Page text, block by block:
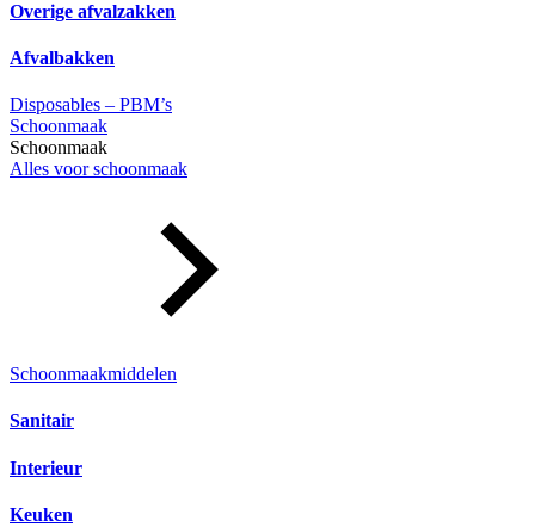
Overige afvalzakken
Afvalbakken
Disposables – PBM’s
Schoonmaak
Schoonmaak
Alles voor schoonmaak
Schoonmaakmiddelen
Sanitair
Interieur
Keuken